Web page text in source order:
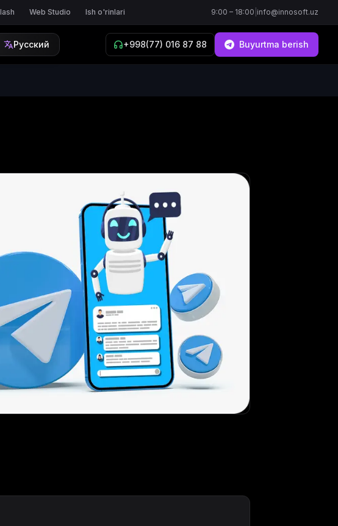
Web Studio Ish o'rinlari 9:00 – 18:00 info@innosoft.uz
Русский +998(77) 016 87 88 Buyurtma berish